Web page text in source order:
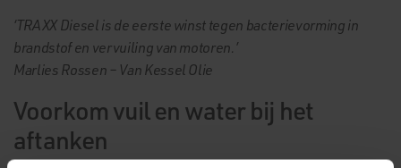
‘TRAXX Diesel is de eerste winst tegen bacterievorming in
brandstof en vervuiling van motoren.’
Marlies Rossen – Van Kessel Olie
Voorkom vuil en water bij het
aftanken